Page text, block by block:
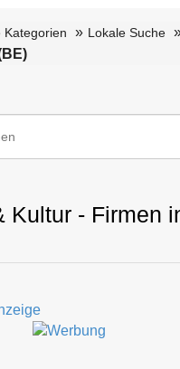
Kategorien Lokale Suche
Kultur - Firmen